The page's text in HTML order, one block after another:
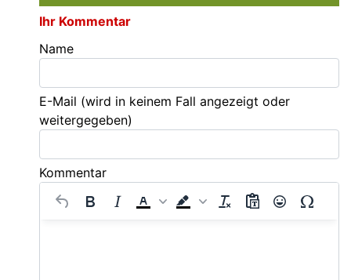
Ihr Kommentar
Name
E-Mail (wird in keinem Fall angezeigt oder
weitergegeben)
Kommentar